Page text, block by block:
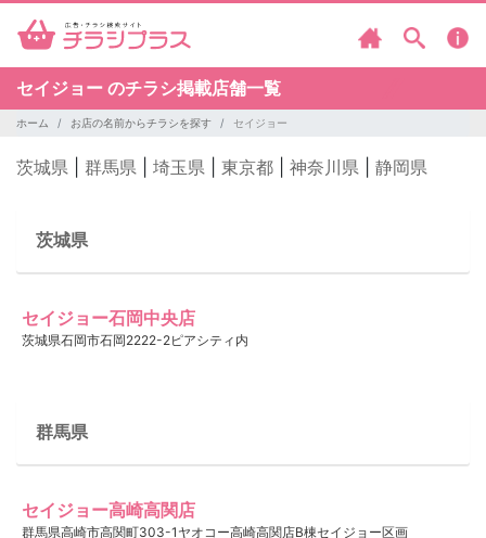
セイジョー のチラシ掲載店舗一覧
ホーム お店の名前からチラシを探す セイジョー
茨城県 群馬県 埼玉県 東京都 神奈川県 静岡県
茨城県
セイジョー石岡中央店
茨城県石岡市石岡2222-2ピアシティ内
群馬県
セイジョー高崎高関店
群馬県高崎市高関町303-1ヤオコー高崎高関店B棟セイジョー区画